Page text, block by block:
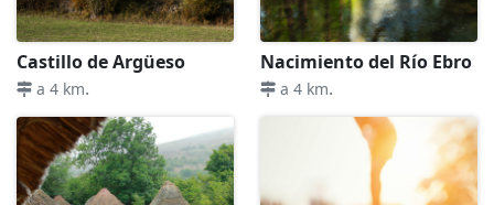
Castillo de Argüeso
a 4 km.
Nacimiento del Río Ebro
a 4 km.